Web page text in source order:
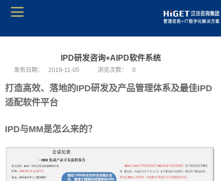
IPD研发咨询+AIPD软件系统
发布日期： 2019-11-05 浏览次数： 0
打造高效、落地的IPD研发及产品管理体系及最佳IPD
适配软件平台
IPD与MM是怎么来的？